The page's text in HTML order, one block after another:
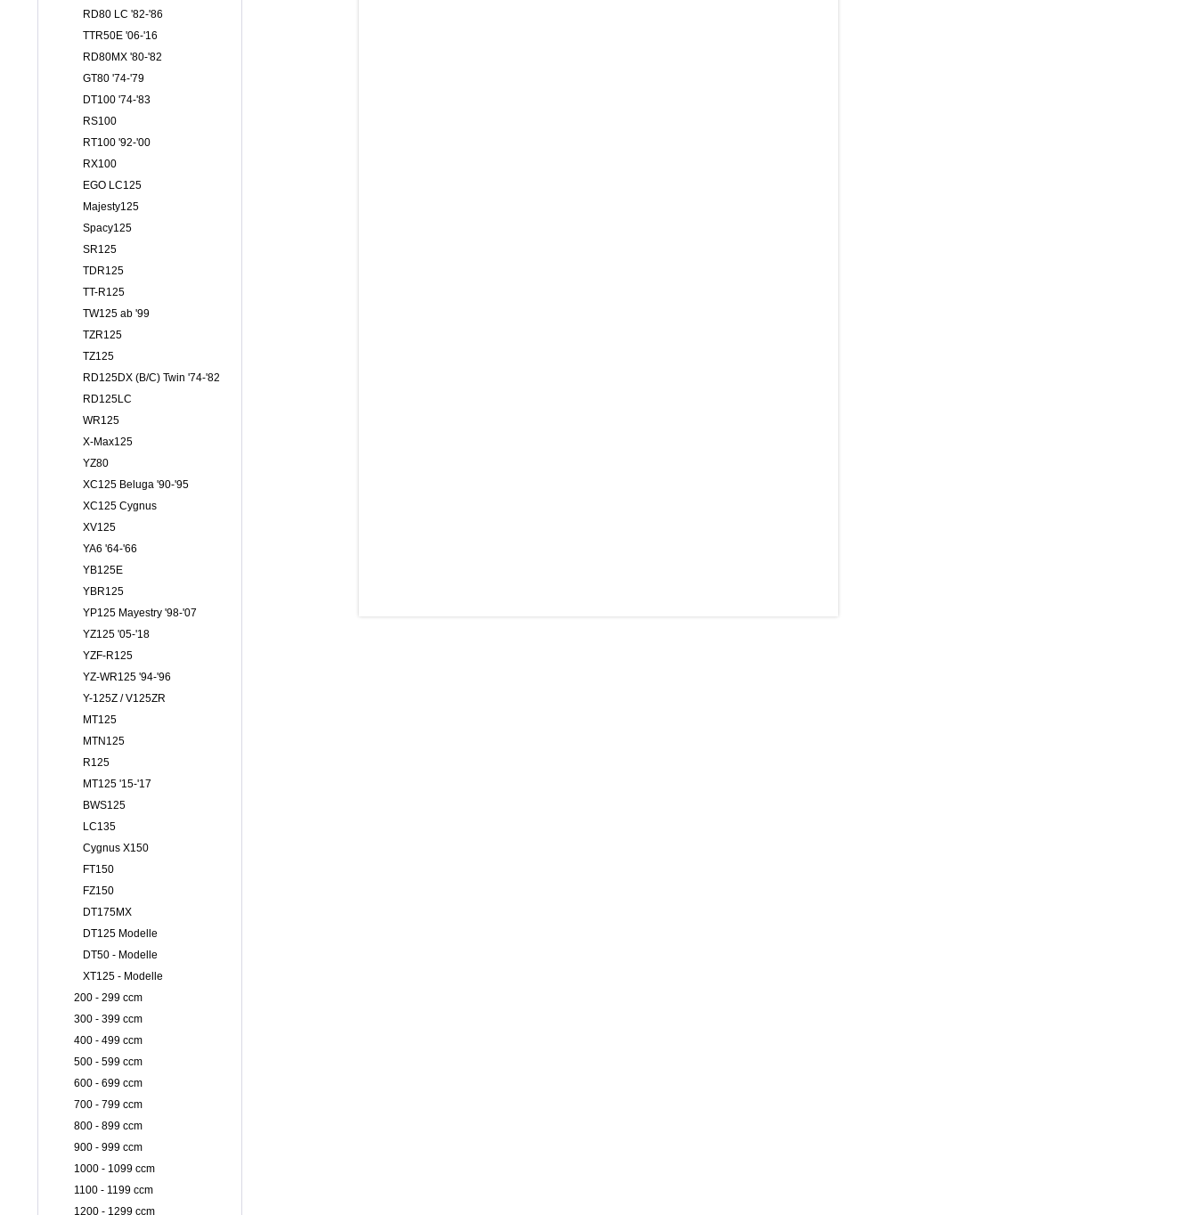
RD80 LC '82-'86
TTR50E '06-'16
RD80MX '80-'82
GT80 '74-'79
DT100 '74-'83
RS100
RT100 '92-'00
RX100
EGO LC125
Majesty125
Spacy125
SR125
TDR125
TT-R125
TW125 ab '99
TZR125
TZ125
RD125DX (B/C) Twin '74-'82
RD125LC
WR125
X-Max125
YZ80
XC125 Beluga '90-'95
XC125 Cygnus
XV125
YA6 '64-'66
YB125E
YBR125
YP125 Mayestry '98-'07
YZ125 '05-'18
YZF-R125
YZ-WR125 '94-'96
Y-125Z / V125ZR
MT125
MTN125
R125
MT125 '15-'17
BWS125
LC135
Cygnus X150
FT150
FZ150
DT175MX
DT125 Modelle
DT50 - Modelle
XT125 - Modelle
200 - 299 ccm
300 - 399 ccm
400 - 499 ccm
500 - 599 ccm
600 - 699 ccm
700 - 799 ccm
800 - 899 ccm
900 - 999 ccm
1000 - 1099 ccm
1100 - 1199 ccm
1200 - 1299 ccm